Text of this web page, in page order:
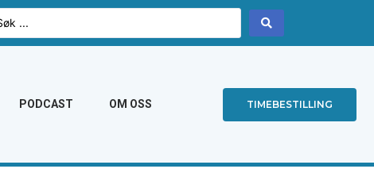
PODCAST OM OSS TIMEBESTILLING